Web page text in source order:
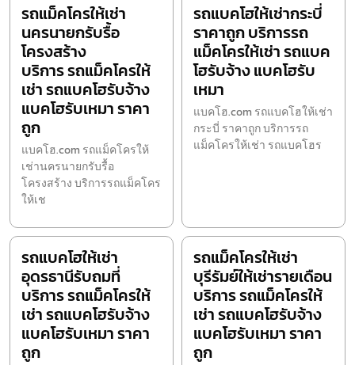
รถแม็คโครให้เช่า
นครนายกรับรื้อ
โครงสร้าง
บริการ รถแม็คโครให้
เช่า รถแบคโฮรับจ้าง
แบคโฮรับเหมา ราคา
ถูก
แบคโฮ.com รถแม็คโครให้
เช่านครนายกรับรื้อ
โครงสร้าง บริการรถแม็คโคร
ให้เช
รถแบคโฮให้เช่ากระบี่
ราคาถูก บริการรถ
แม็คโครให้เช่า รถแบค
โฮรับจ้าง แบคโฮรับ
เหมา
แบคโฮ.com รถแบคโฮให้เช่า
กระบี่ ราคาถูก บริการรถ
แม็คโครให้เช่า รถแบคโฮร
รถแบคโฮให้เช่า
อุดรธานีรับถมที่
บริการ รถแม็คโครให้
เช่า รถแบคโฮรับจ้าง
แบคโฮรับเหมา ราคา
ถูก
รถแม็คโครให้เช่า
บุรีรัมย์ให้เช่ารายเดือน
บริการ รถแม็คโครให้
เช่า รถแบคโฮรับจ้าง
แบคโฮรับเหมา ราคา
ถูก